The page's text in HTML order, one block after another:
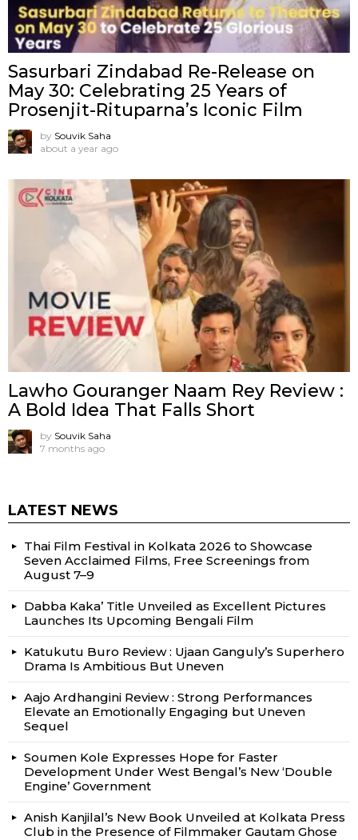
Sasurbari Zindabad Re-Release on
May 30: Celebrating 25 Years of
Prosenjit-Rituparna’s Iconic Film
by Souvik Saha
about a year ago
Lawho Gouranger Naam Rey Review :
A Bold Idea That Falls Short
by Souvik Saha
7 months ago
LATEST NEWS
Thai Film Festival in Kolkata 2026 to Showcase
Seven Acclaimed Films, Free Screenings from
August 7–9
Dabba Kaka’ Title Unveiled as Excellent Pictures
Launches Its Upcoming Bengali Film
Katukutu Buro Review : Ujaan Ganguly’s Superhero
Drama Is Ambitious But Uneven
Aajo Ardhangini Review : Strong Performances
Elevate an Emotionally Engaging but Uneven
Sequel
Soumen Kole Expresses Hope for Faster
Development Under West Bengal’s New ‘Double
Engine’ Government
Anish Kanjilal’s New Book Unveiled at Kolkata Press
Club in the Presence of Filmmaker Gautam Ghose